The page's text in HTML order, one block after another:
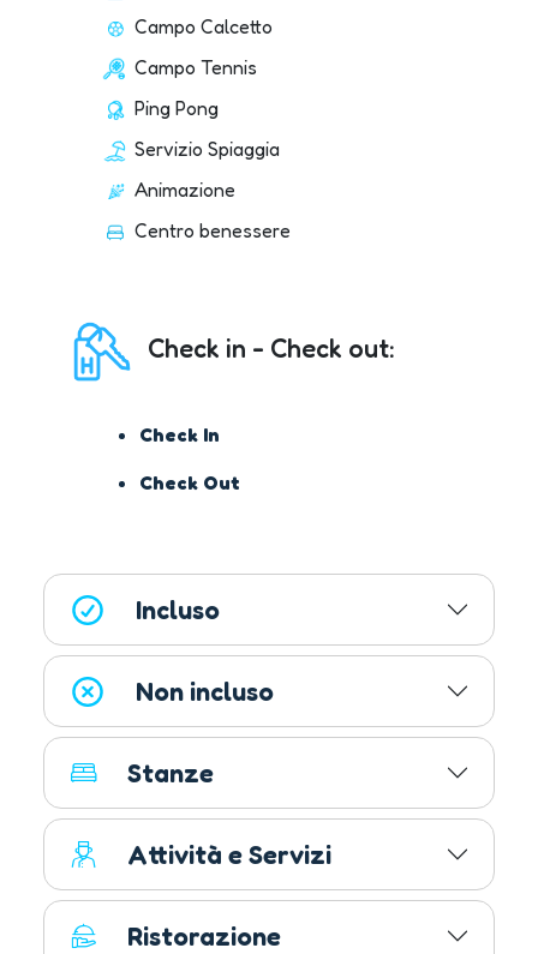
Campo Calcetto
Campo Tennis
Ping Pong
Servizio Spiaggia
Animazione
Centro benessere
Check in - Check out:
Check In
Check Out
Incluso
Non incluso
Stanze
Attività e Servizi
Ristorazione